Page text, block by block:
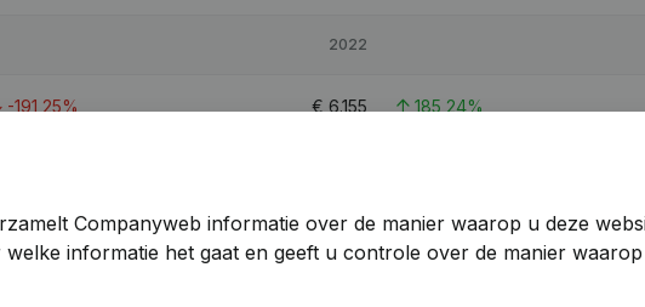
2022
-191,25% € 6.155 185,24%
-33,4% €119.228 41,6%
Companyweb informatie over de manier waarop u deze
informatie het gaat en geeft u controle over de manier